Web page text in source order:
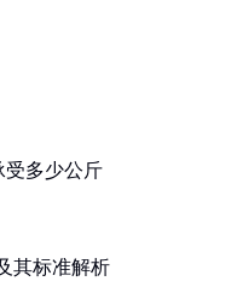
受多少公斤
其标准解析